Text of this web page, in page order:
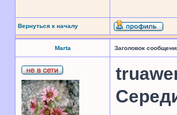
Вернуться к началу
Marta Заголовок